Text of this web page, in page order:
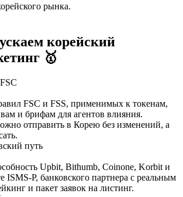
рынка.
корейский
🥇️
FSC и FSS, применимых к токенам,
и брифам для агентов влияния.
отправить в Корею без изменений, а
путь
Upbit, Bithumb, Coinone, Korbit и
ISMS-P, банковского партнера с реальным
и пакет заявок на листинг.